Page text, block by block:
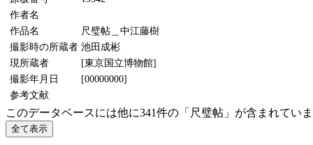
作者名
作品名
尺璧帖＿中江藤樹
撮影時の所蔵者 池田成彬
現所蔵者
[東京国立博物館]
撮影年月日
[00000000]
参考文献
このデータベースには他に341件の「尺璧帖」が含まれてい